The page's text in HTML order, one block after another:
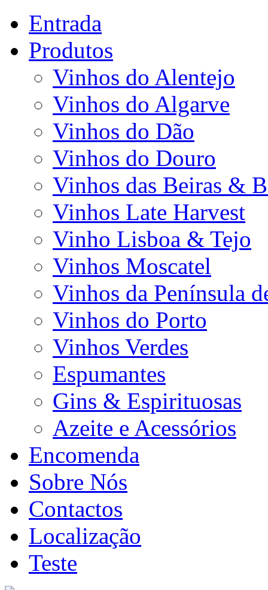
Entrada
Produtos
Vinhos do Alentejo
Vinhos do Algarve
Vinhos do Dão
Vinhos do Douro
Vinhos das Beiras &
Vinhos Late Harvest
Vinho Lisboa & Tejo
Vinhos Moscatel
Vinhos da Península
Vinhos do Porto
Vinhos Verdes
Espumantes
Gins & Espirituosas
Azeite e Acessórios
Encomenda
Sobre Nós
Contactos
Localização
Teste